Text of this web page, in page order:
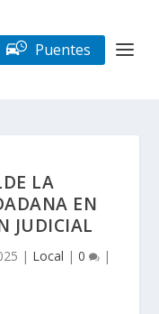
Puentes
LA
EN
JUDICIAL
| Local | 0 |